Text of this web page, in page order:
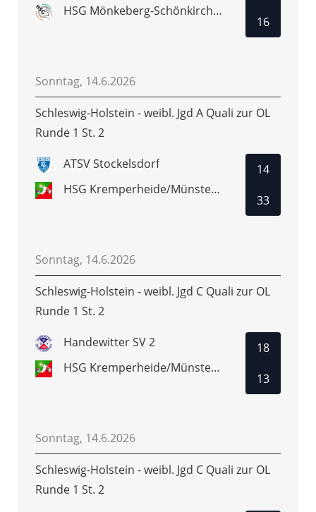
HSG Mönkeberg-Schönkirchen
16
Sonntag, 14.6.2026
Schleswig-Holstein - weibl. Jgd A Quali zur OL
Runde 1 St. 2
ATSV Stockelsdorf
HSG Kremperheide/Münsterdorf
14
33
Sonntag, 14.6.2026
Schleswig-Holstein - weibl. Jgd C Quali zur OL
Runde 1 St. 2
Handewitter SV 2
HSG Kremperheide/Münsterdorf
18
13
Sonntag, 14.6.2026
Schleswig-Holstein - weibl. Jgd C Quali zur OL
Runde 1 St. 2